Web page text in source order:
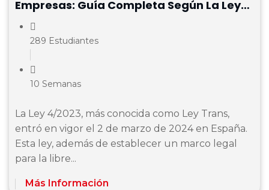
Empresas: Guía Completa Según La Ley
4/2023
289 Estudiantes
10 Semanas
La Ley 4/2023, más conocida como Ley Trans,
entró en vigor el 2 de marzo de 2024 en España.
Esta ley, además de establecer un marco legal
para la libre...
Más Información